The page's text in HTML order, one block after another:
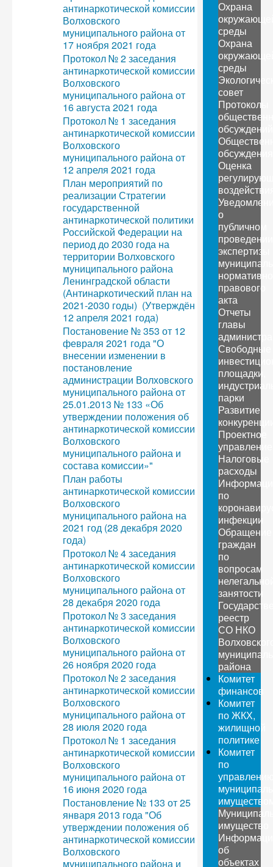
антинаркотической комиссии
Волховского
муниципального района от
17 ноября 2021 года
Протокол № 2 заседания
антинаркотической комиссии
Волховского
муниципального района от
16 августа 2021 года
Протокол № 1 заседания
антинаркотической комиссии
Волховского
муниципального района от
12 апреля 2021 года
План мероприятий по
реализации Стратегии
государственной
антинаркотической политики
Российской Федерации на
период до 2030 года на
территории Волховского
муниципального района
Ленинградской области
(Антинаркотический план на
2021-2030 годы) (Утверждён
12 апреля 2021 года)
Постановение № 353 от 12
февраля 2021 года "О
внесении изменении в
постановление
администрации Волховского
муниципального района от
25.01.2013 № 133 «Об
утверждении положения об
антинаркотической комиссии
Волховского
муниципального района и
состава комиссии»"
План работы
антинаркотической комиссии
Волховского
муниципального района на
2021 год (28 декабря 2020
года)
Протокол № 4 заседания
антинаркотической комиссии
Волховского
муниципального района от
28 декабря 2020 года
Протокол № 3 заседания
антинаркотической комиссии
Волховского
муниципального района от
26 ноября 2020 года
Протокол № 2 заседания
антинаркотической комиссии
Волховского
муниципального района от
28 июля 2020 года
Протокол № 1 заседания
антинаркотической комиссии
Волховского
муниципального района от
16 июня 2020 года
Постановление № 133 от 25
января 2013 года "Об
утверждении положения об
антинаркотической комиссии
Волховского
муниципального района и
Охрана
среды
Охрана
среды
совет
Протоколы
обсуждений
обсуждения
Оценка
о
публичном
проведении
экспертизы
правового
акта
Отчеты
главы
Свободные
площадки,
парки
Развитие
Проектное
управление
Налоговые
расходы
по
инфекции
Обращение
граждан
по
вопросам
занятости
реестр
СО НКО
района
Комитет
финансов
Комитет
по ЖКХ,
жилищной
политике
Комитет
по
имущество
об
объектах